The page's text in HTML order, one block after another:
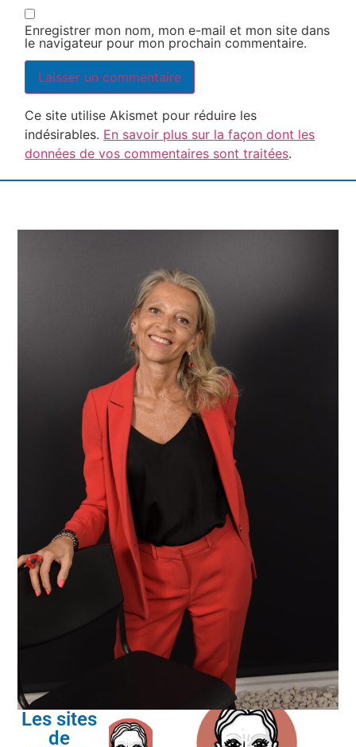
Enregistrer mon nom, mon e-mail et mon site dans
le navigateur pour mon prochain commentaire.
Ce site utilise Akismet pour réduire les
indésirables. En savoir plus sur la façon dont les
données de vos commentaires sont traitées.
Les sites
de